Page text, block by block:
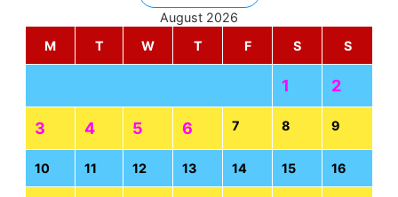
August 2026
M
T W T F S S
1 2
3 4 5 6 7 8 9
10 11 12 13 14 15 16